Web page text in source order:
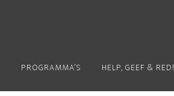
PROGRAMMA’S HELP, GEEF & RED!